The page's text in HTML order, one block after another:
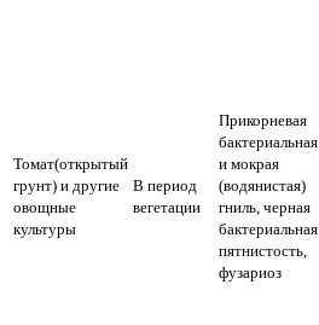
Томат(открытый
грунт) и другие
овощные
культуры
В период
вегетации
Прикорневая
бактериальная
и мокрая
(водянистая)
гниль, черная
бактериальная
пятнистость,
фузариоз